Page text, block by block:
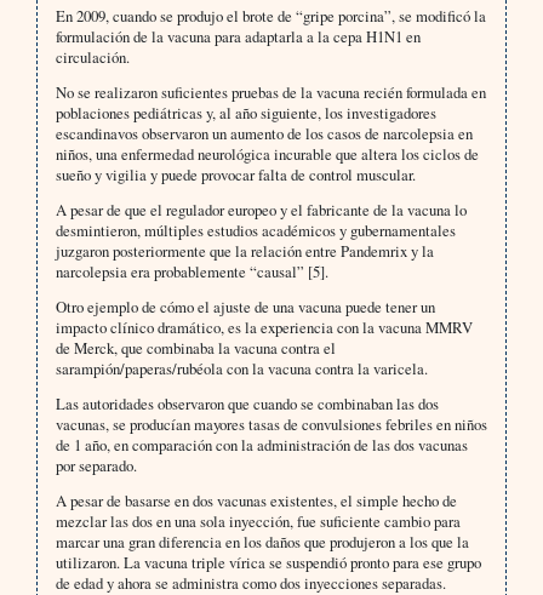
En 2009, cuando se produjo el brote de “gripe porcina”, se modificó la
formulación de la vacuna para adaptarla a la cepa H1N1 en
circulación.
No se realizaron suficientes pruebas de la vacuna recién formulada en
poblaciones pediátricas y, al año siguiente, los investigadores
escandinavos observaron un aumento de los casos de narcolepsia en
niños, una enfermedad neurológica incurable que altera los ciclos de
sueño y vigilia y puede provocar falta de control muscular.
A pesar de que el regulador europeo y el fabricante de la vacuna lo
desmintieron, múltiples estudios académicos y gubernamentales
juzgaron posteriormente que la relación entre Pandemrix y la
narcolepsia era probablemente “causal” [5].
Otro ejemplo de cómo el ajuste de una vacuna puede tener un
impacto clínico dramático, es la experiencia con la vacuna MMRV
de Merck, que combinaba la vacuna contra el
sarampión/paperas/rubéola con la vacuna contra la varicela.
Las autoridades observaron que cuando se combinaban las dos
vacunas, se producían mayores tasas de convulsiones febriles en niños
de 1 año, en comparación con la administración de las dos vacunas
por separado.
A pesar de basarse en dos vacunas existentes, el simple hecho de
mezclar las dos en una sola inyección, fue suficiente cambio para
marcar una gran diferencia en los daños que produjeron a los que la
utilizaron. La vacuna triple vírica se suspendió pronto para ese grupo
de edad y ahora se administra como dos inyecciones separadas.